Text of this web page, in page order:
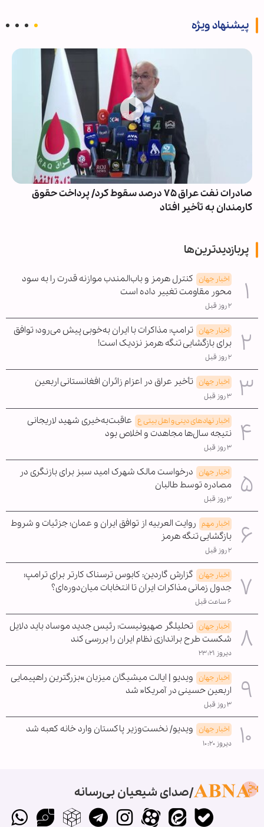
پیشنهاد ویژه
صادرات نفت عراق ۷۵ درصد سقوط کرد/ پرداخت حقوق
کارمندان به تأخیر افتاد
پربازدیدترین‌ها
اخبار جهان کنترل هرمز و باب‌المندب موازنه قدرت را به سود
محور مقاومت تغییر داده است
۲ روز قبل
اخبار جهان ترامپ: مذاکرات با ایران به‌خوبی پیش می‌رود؛ توافق
برای بازگشایی تنگه هرمز نزدیک است!
۲ روز قبل
اخبار جهان تأخیر عراق در اعزام زائران افغانستانی اربعین
۳ روز قبل
اخبار نهادهای دینی و اهل بیتی ع عاقبت‌به‌خیری شهید لاریجانی
نتیجه سال‌ها مجاهدت و اخلاص بود
۳ روز قبل
اخبار جهان درخواست مالک شهرک امید سبز برای بازنگری در
مصادره توسط طالبان
۳ روز قبل
اخبار مهم روایت العربیه از توافق ایران و عمان؛ جزئیات و شروط
بازگشایی تنگه هرمز
۲ روز قبل
اخبار جهان گزارش گاردین: کابوس ترسناک کارتر برای ترامپ؛
جدول زمانی مذاکرات ایران تا انتخابات میان‌دوره‌ای؟
۶ ساعت قبل
اخبار جهان تحلیلگر صهیونیست: رئیس جدید موساد باید دلایل
شکست طرح براندازی نظام ایران را بررسی کند
دیروز ۲۳:۲۱
اخبار جهان ویدیو | ایالت میشیگان میزبان »بزرگترین راهپیمایی
اربعین حسینی در آمریکا« شد
۳ روز قبل
اخبار جهان ویدیو/ نخست‌وزیر پاکستان وارد خانه کعبه شد
دیروز ۱۰:۲۰
صدای شیعیان بی‌رسانه